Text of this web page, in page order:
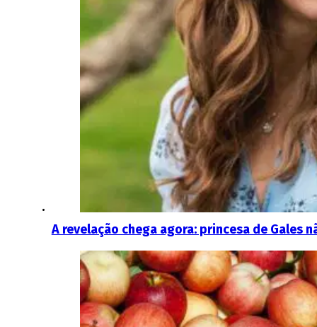
A revelação chega agora: princesa de Gales